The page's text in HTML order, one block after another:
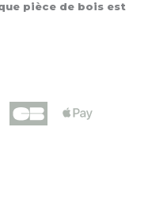
pièce de bois est